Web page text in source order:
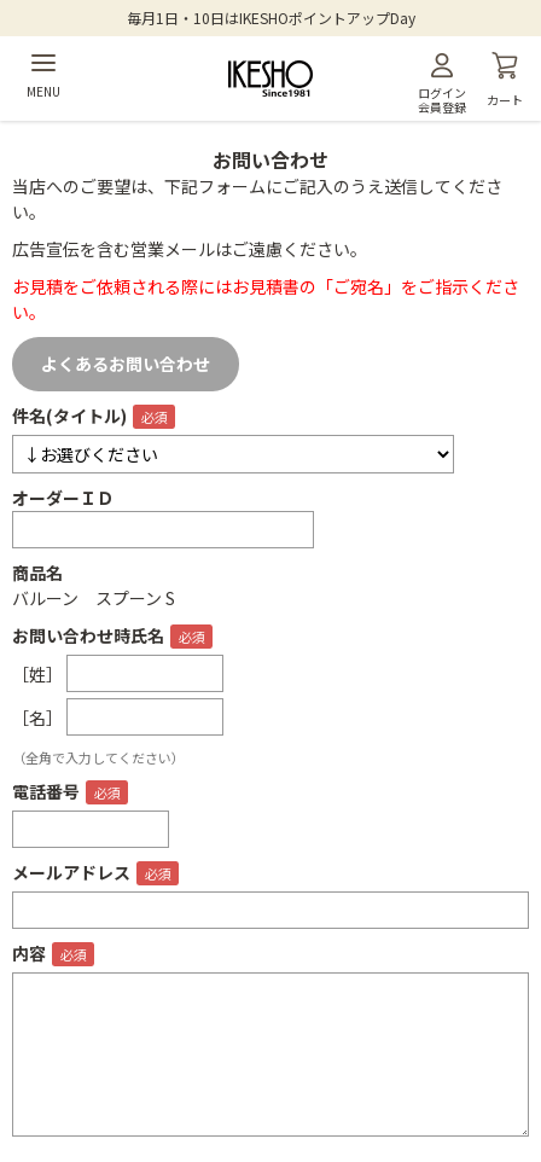
毎月1日・10日はIKESHOポイントアップDay
MENU
ログイン
会員登録
カート
お問い合わせ
当店へのご要望は、下記フォームにご記入のうえ送信してくださ
い。
広告宣伝を含む営業メールはご遠慮ください。
お見積をご依頼される際にはお見積書の「ご宛名」をご指示くださ
い。
よくあるお問い合わせ
件名(タイトル)
オーダーＩＤ
商品名
バルーン スプーン S
お問い合わせ時氏名
［姓］
［名］
（全角で入力してください）
電話番号
メールアドレス
内容